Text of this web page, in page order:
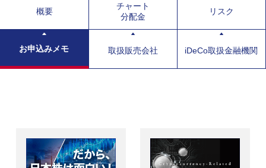
概要
チャート
分配金
リスク
お申込みメモ 取扱販売会社 iDeCo取扱金融機関